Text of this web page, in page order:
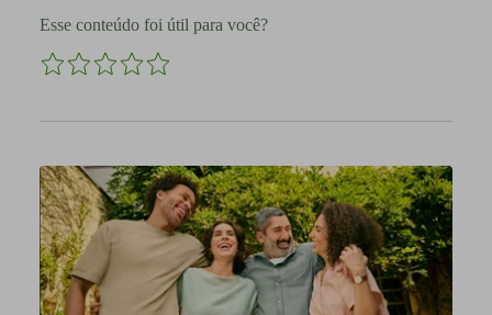
Esse conteúdo foi útil para você?